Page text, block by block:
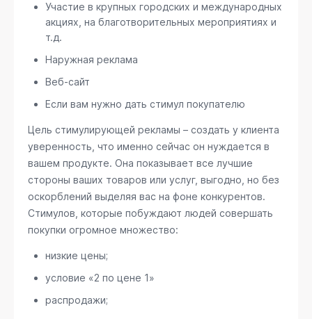
Участие в крупных городских и международных
акциях, на благотворительных мероприятиях и
т.д.
Наружная реклама
Веб-сайт
Если вам нужно дать стимул покупателю
Цель стимулирующей рекламы – создать у клиента
уверенность, что именно сейчас он нуждается в
вашем продукте. Она показывает все лучшие
стороны ваших товаров или услуг, выгодно, но без
оскорблений выделяя вас на фоне конкурентов.
Стимулов, которые побуждают людей совершать
покупки огромное множество:
низкие цены;
условие «2 по цене 1»
распродажи;